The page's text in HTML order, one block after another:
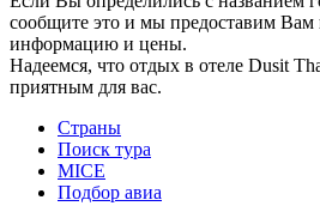
сообщите это и мы предоставим
информацию и цены.
Надеемся, что отдых в отеле Dusit
приятным для вас.
Страны
Поиск тура
MICE
Подбор авиа